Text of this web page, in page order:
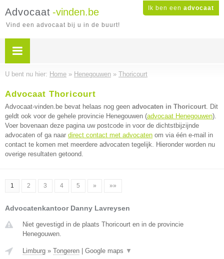
Ik ben een advocaat
Advocaat -vinden.be
Vind een advocaat bij u in de buurt!
U bent nu hier: Home » Henegouwen » Thoricourt
Advocaat Thoricourt
Advocaat-vinden.be bevat helaas nog geen advocaten in Thoricourt. Dit
geldt ook voor de gehele provincie Henegouwen (advocaat Henegouwen).
Voer bovenaan deze pagina uw postcode in voor de dichtstbijzijnde
advocaten of ga naar direct contact met advocaten om via één e-mail in
contact te komen met meerdere advocaten tegelijk. Hieronder worden nu
overige resultaten getoond.
1 2 3 4 5 » »»
Advocatenkantoor Danny Lavreysen
Niet gevestigd in de plaats Thoricourt en in de provincie
Henegouwen.
Limburg » Tongeren Google maps ▼